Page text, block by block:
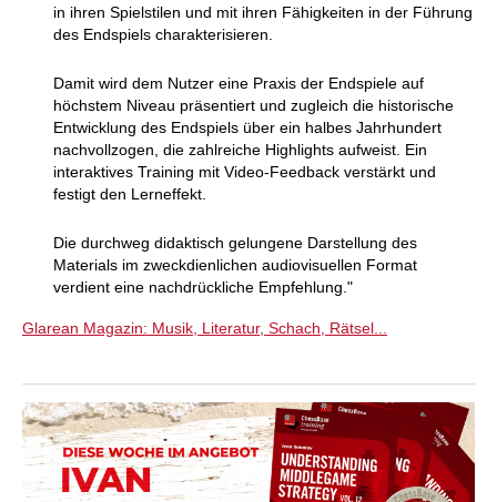
in ihren Spielstilen und mit ihren Fähigkeiten in der Führung
des Endspiels charakterisieren.
Damit wird dem Nutzer eine Praxis der Endspiele auf
höchstem Niveau präsentiert und zugleich die historische
Entwicklung des Endspiels über ein halbes Jahrhundert
nachvollzogen, die zahlreiche Highlights aufweist. Ein
interaktives Training mit Video-Feedback verstärkt und
festigt den Lerneffekt.
Die durchweg didaktisch gelungene Darstellung des
Materials im zweckdienlichen audiovisuellen Format
verdient eine nachdrückliche Empfehlung."
Glarean Magazin: Musik, Literatur, Schach, Rätsel...